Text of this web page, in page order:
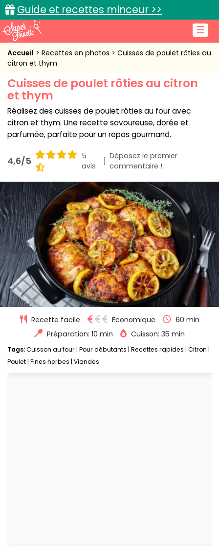
☰
Guide et recettes minceur >>
Accueil
Cuisine pratique
L'actu cuisine
Connexion
Accueil Recettes en photos
Cuisses de poulet rôties au
citron et thym
Cuisses de poulet rôties au citron
et thym
Réalisez des cuisses de poulet rôties au four avec
citron et thym. Une recette savoureuse, dorée et
parfumée, parfaite pour un repas gourmand.
4,6/5
5
avis
Déposez le premier
commentaire !
Recette facile Economique
60 min
Préparation: 10 min
Cuisson: 35 min
Tags:Cuisson au four Pour débutants Recettes rapides Citron
Poulet Fines herbes Viandes